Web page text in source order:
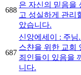
688
은 자신의 믿음을
고 성실하게 관리
았습니다.
687
신앙에세이 : 주님.
스챤을 위한 교회
죄인들이 있음을
니다.